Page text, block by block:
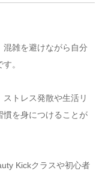
雑を避けながら自分
。
トレス発散や生活リ
慣を身につけることが
Kickクラスや初心者